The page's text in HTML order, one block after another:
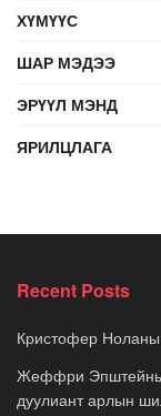
ХҮМҮҮС
ШАР МЭДЭЭ
ЭРҮҮЛ МЭНД
ЯРИЛЦЛАГА
Recent Posts
Кристофер
Жеффри Эпштейны
дуулиант арлын